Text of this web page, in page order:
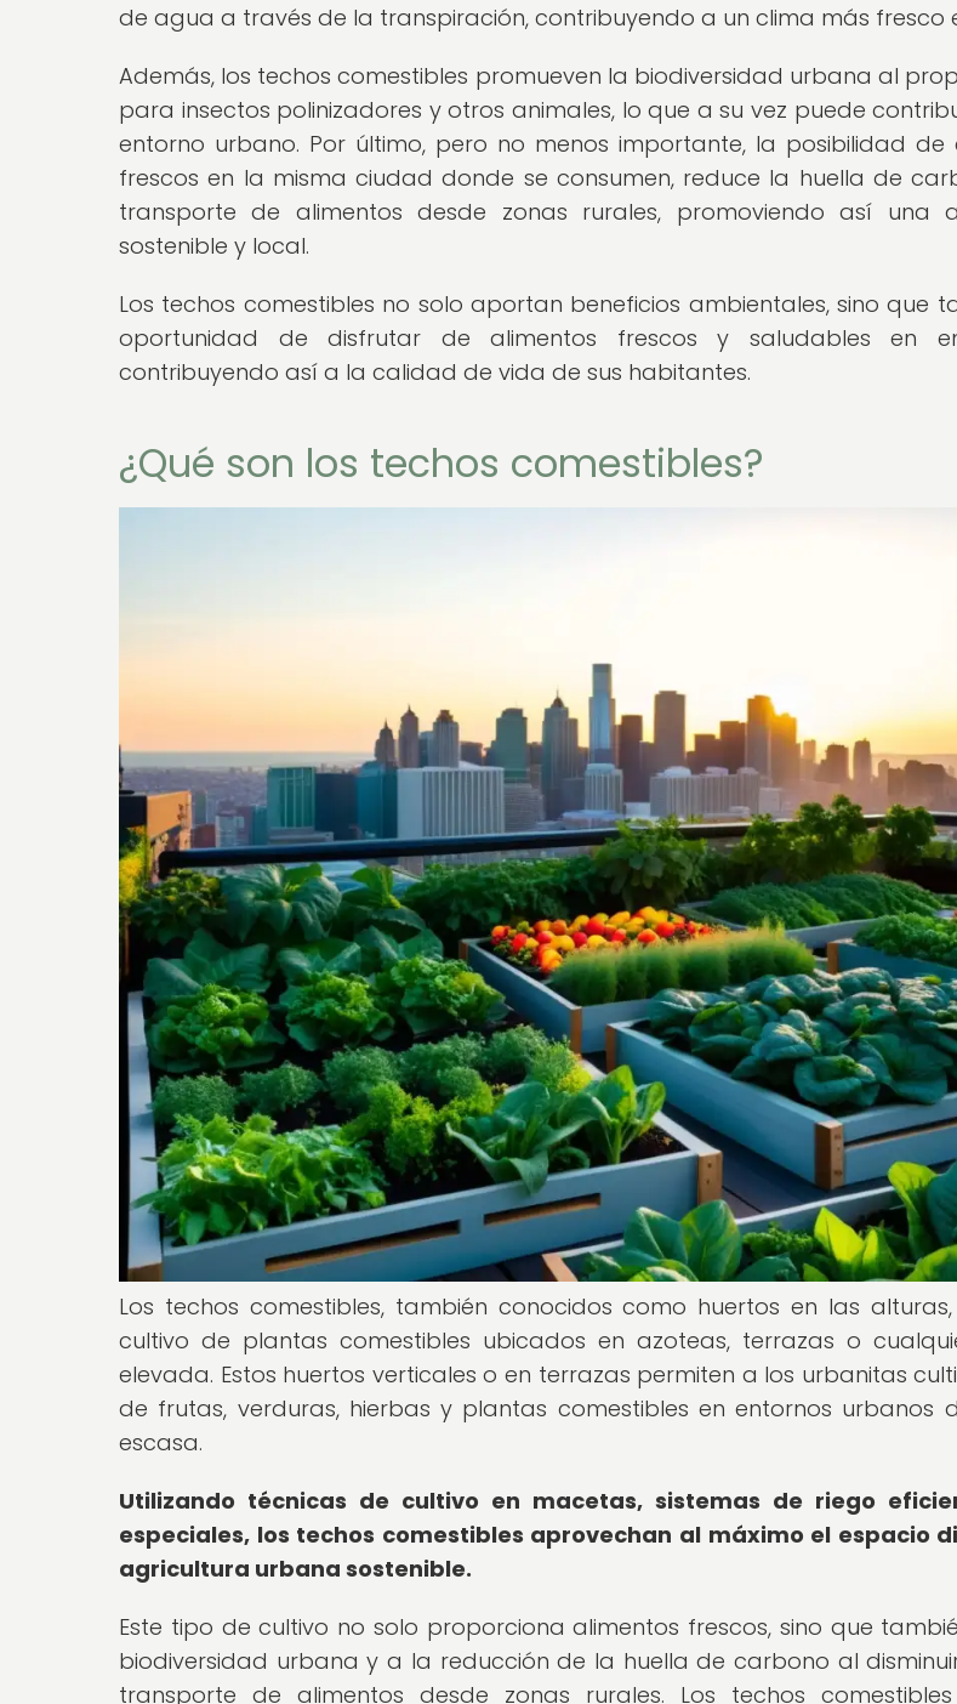
de agua a través de la transpiración, contribuyendo a un clima más fresco
Además, los techos comestibles promueven la biodiversidad urbana al
para insectos polinizadores y otros animales, lo que a su vez puede
entorno urbano. Por último, pero no menos importante, la posibilidad de
frescos en la misma ciudad donde se consumen, reduce la huella de
transporte de alimentos desde zonas rurales, promoviendo así una
sostenible y local.
Los techos comestibles no solo aportan beneficios ambientales, sino que
oportunidad de disfrutar de alimentos frescos y saludables en
contribuyendo así a la calidad de vida de sus habitantes.
¿Qué son los techos comestibles?
Los techos comestibles, también conocidos como huertos en las
cultivo de plantas comestibles ubicados en azoteas, terrazas o
elevada. Estos huertos verticales o en terrazas permiten a los urbanitas
de frutas, verduras, hierbas y plantas comestibles en entornos urbanos
escasa.
Utilizando técnicas de cultivo en macetas, sistemas de riego
especiales, los techos comestibles aprovechan al máximo el espacio
agricultura urbana sostenible.
Este tipo de cultivo no solo proporciona alimentos frescos, sino que
biodiversidad urbana y a la reducción de la huella de carbono al
transporte de alimentos desde zonas rurales. Los techos